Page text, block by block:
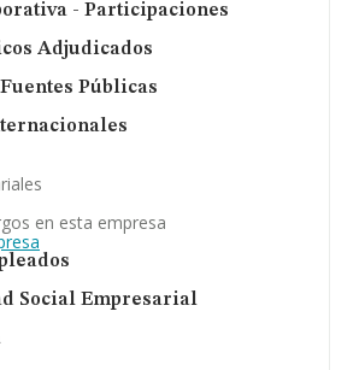
- Participaciones
Adjudicados
Públicas
en esta empresa
Social Empresarial